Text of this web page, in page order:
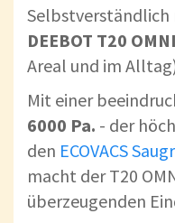
Selbstverständlich
DEEBOT T20 OMNI
Areal und im
Mit einer
6000 Pa. - der
den ECOVACS
macht der T20
überzeugenden